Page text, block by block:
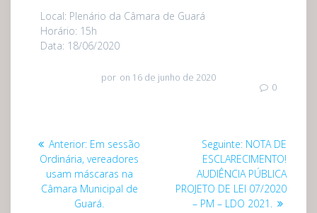
Local: Plenário da Câmara de Guará
Horário: 15h
Data: 18/06/2020
por on 16 de junho de 2020
0
Navegação
Post
Anterior: Post
anterior:
Em sessão
Ordinária, vereadores
usam máscaras na
Câmara Municipal de
Guará.
Seguinte: Post
seguinte:
NOTA DE
ESCLARECIMENTO!
AUDIÊNCIA PÚBLICA
PROJETO DE LEI 07/2020
– PM – LDO 2021.